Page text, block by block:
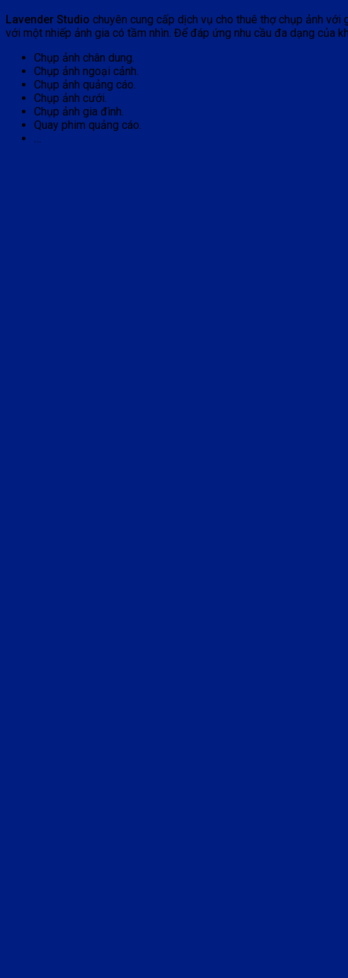
Lavender Studio chuyên cung cấp dịch vụ cho thuê thợ chụp ảnh với
với một nhiếp ảnh gia có tầm nhìn. Để đáp ứng nhu cầu đa dạng của
Chụp ảnh chân dung.
Chụp ảnh ngoại cảnh.
Chụp ảnh quảng cáo.
Chụp ảnh cưới.
Chụp ảnh gia đình.
Quay phim quảng cáo.
…